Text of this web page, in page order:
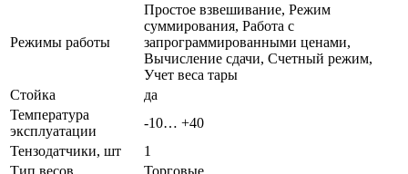
Режимы работы
Простое взвешивание, Режим
суммирования, Работа с
запрограммированными ценами,
Вычисление сдачи, Счетный режим,
Учет веса тары
Стойка
да
Температура
эксплуатации
-10… +40
Тензодатчики, шт
1
Тип весов
Торговые